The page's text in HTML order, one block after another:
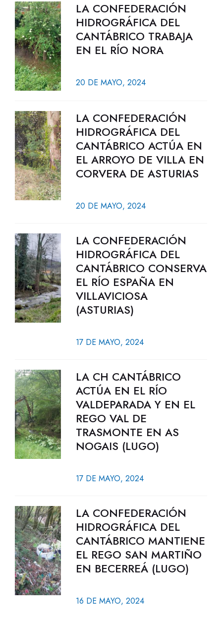
LA CONFEDERACIÓN
HIDROGRÁFICA DEL
CANTÁBRICO TRABAJA
EN EL RÍO NORA
20 DE MAYO, 2024
LA CONFEDERACIÓN
HIDROGRÁFICA DEL
CANTÁBRICO ACTÚA EN
EL ARROYO DE VILLA EN
CORVERA DE ASTURIAS
20 DE MAYO, 2024
LA CONFEDERACIÓN
HIDROGRÁFICA DEL
CANTÁBRICO CONSERVA
EL RÍO ESPAÑA EN
VILLAVICIOSA
(ASTURIAS)
17 DE MAYO, 2024
LA CH CANTÁBRICO
ACTÚA EN EL RÍO
VALDEPARADA Y EN EL
REGO VAL DE
TRASMONTE EN AS
NOGAIS (LUGO)
17 DE MAYO, 2024
LA CONFEDERACIÓN
HIDROGRÁFICA DEL
CANTÁBRICO MANTIENE
EL REGO SAN MARTIÑO
EN BECERREÁ (LUGO)
16 DE MAYO, 2024